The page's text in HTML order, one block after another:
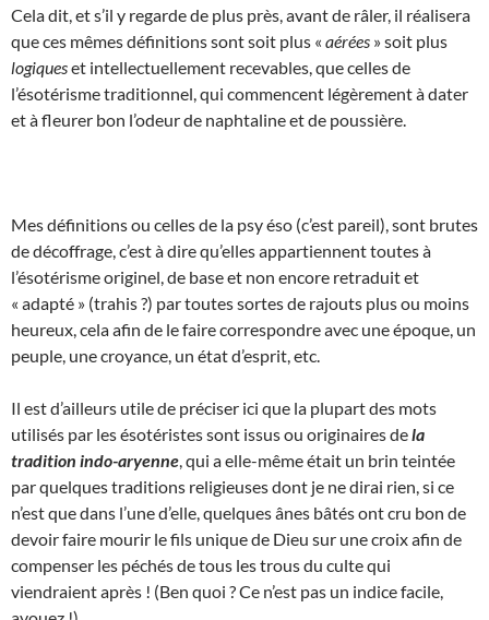
Cela dit, et s’il y regarde de plus près, avant de râler, il réalisera
que ces mêmes définitions sont soit plus « aérées » soit plus
logiqueset intellectuellement recevables, que celles de
l’ésotérisme traditionnel, qui commencent légèrement à dater
et à fleurer bon l’odeur de naphtaline et de poussière.
Mes définitions ou celles de la psy éso (c’est pareil), sont brutes
de décoffrage, c’est à dire qu’elles appartiennent toutes à
l’ésotérisme originel, de base et non encore retraduit et
« adapté » (trahis ?) par toutes sortes de rajouts plus ou moins
heureux, cela afin de le faire correspondre avec une époque, un
peuple, une croyance, un état d’esprit, etc.
Il est d’ailleurs utile de préciser ici que la plupart des mots
utilisés par les ésotéristes sont issus ou originaires dela
tradition indo-aryenne , qui a elle-même était un brin teintée
par quelques traditions religieuses dont je ne dirai rien, si ce
n’est que dans l’une d’elle, quelques ânes bâtés ont cru bon de
devoir faire mourir le fils unique de Dieu sur une croix afin de
compenser les péchés de tous les trous du culte qui
viendraient après ! (Ben quoi ? Ce n’est pas un indice facile,